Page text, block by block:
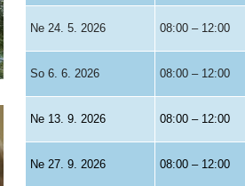
Ne 24. 5. 2026 08:00 – 12:00
So 6. 6. 2026 08:00 – 12:00
Ne 13. 9. 2026 08:00 – 12:00
Ne 27. 9. 2026 08:00 – 12:00